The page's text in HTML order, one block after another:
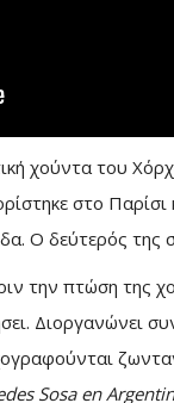
χούντα του
στο
O δεύτερός
την πτώση της
Διοργανώνει
Sosa en